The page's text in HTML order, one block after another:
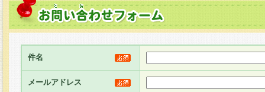
件名
メールアドレス